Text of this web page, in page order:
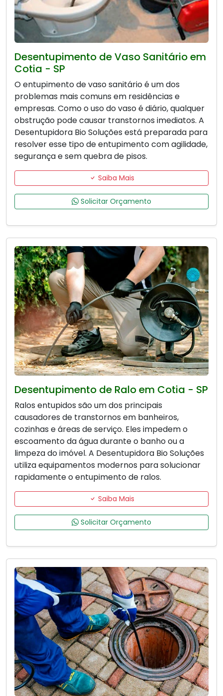
Desentupimento de Vaso Sanitário em
Cotia - SP
O entupimento de vaso sanitário é um dos
problemas mais comuns em residências e
empresas. Como o uso do vaso é diário, qualquer
obstrução pode causar transtornos imediatos. A
Desentupidora Bio Soluções está preparada para
resolver esse tipo de entupimento com agilidade,
segurança e sem quebra de pisos.
Saiba Mais
Solicitar Orçamento
Desentupimento de Ralo em Cotia - SP
Ralos entupidos são um dos principais
causadores de transtornos em banheiros,
cozinhas e áreas de serviço. Eles impedem o
escoamento da água durante o banho ou a
limpeza do imóvel. A Desentupidora Bio Soluções
utiliza equipamentos modernos para solucionar
rapidamente o entupimento de ralos.
Saiba Mais
Solicitar Orçamento